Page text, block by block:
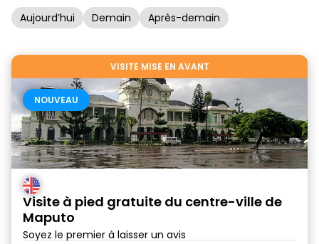
Aujourd’hui Demain Après-demain
VISITE MISE EN AVANT
NOUVEAU
Visite à pied gratuite du centre-ville de
Maputo
Soyez le premier à laisser un avis